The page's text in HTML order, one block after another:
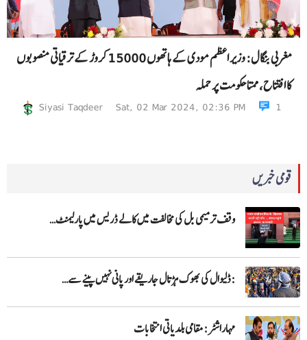
قومی خبریں
وقف ترمیمی بل کی مخالفت میں کالے ڈریس میں پارلیمنٹ…
:ڈلیوال کی بھوک ہڑتال جاریقے اور پانی نہیں پینے سے…
مہاراشٹر: مقامی بلدیاتی انتخابات
مغربی بنگال: وزیر اعظم مودی کے ہاتھوں 15000 کروڑ کے ترقیاتی منصوبوں
کا افتتاح، ممتا حکومت پر حملہ
Siyasi Taqdeer Sat, 02 Mar 2024, 02:36 PM 1